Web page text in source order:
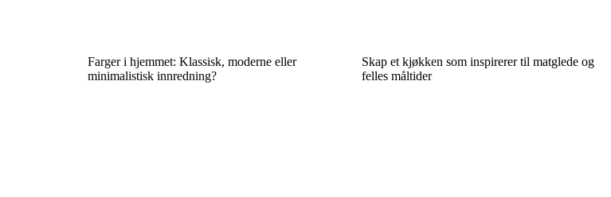
Farger i hjemmet: Klassisk, moderne eller
minimalistisk innredning?
Skap et kjøkken som inspirerer til matglede og
felles måltider